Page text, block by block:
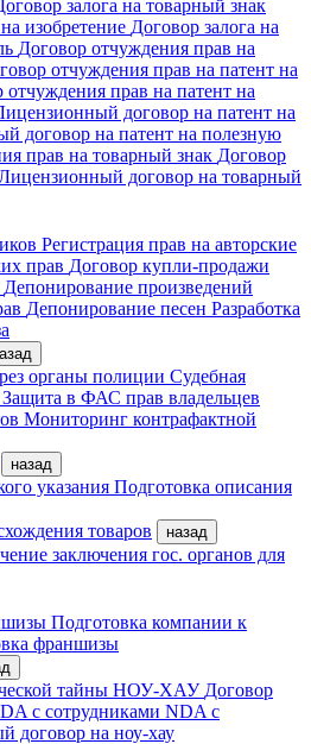
залога на товарный знак
изобретение Договор залога на
Договор отчуждения прав на
отчуждения прав на патент на
отчуждения прав на патент на
договор на патент на
договор на патент на полезную
прав на товарный знак Договор
договор на товарный
Регистрация прав на авторские
прав Договор купли-продажи
Депонирование произведений
Депонирование песен Разработка
органы полиции Судебная
Защита в ФАС прав владельцев
Мониторинг контрафактной
назад
указания Подготовка описания
товаров
назад
заключения гос. органов для
Подготовка компании к
франшизы
тайны НОУ-ХАУ Договор
с сотрудниками NDA с
договор на ноу-хау